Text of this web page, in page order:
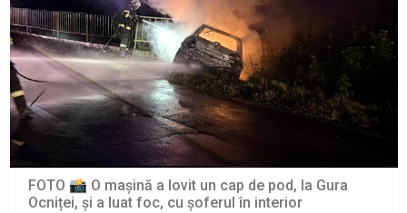
FOTO 📸 O mașină a lovit un cap de pod, la Gura
Ocniței, și a luat foc, cu șoferul în interior